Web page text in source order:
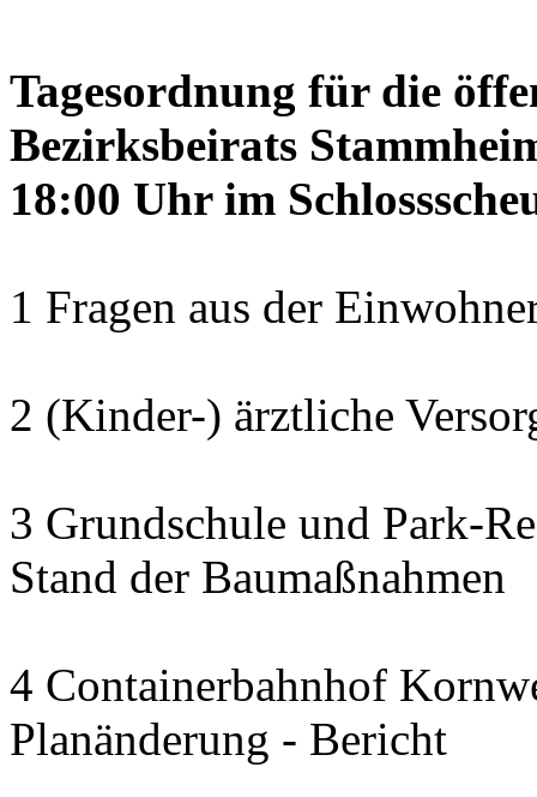
Tagesordnung für die
Bezirksbeirats
18:00 Uhr im
1 Fragen aus der
2 (Kinder-) ärztliche
3 Grundschule und Park-
Stand der Baumaßnahmen
4 Containerbahnhof
Planänderung - Bericht